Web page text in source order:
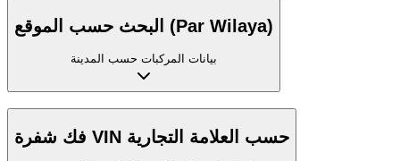
البحث حسب الموقع (Par Wilaya)
بيانات المركبات حسب المدينة
فك شفرة VIN حسب العلامة التجارية